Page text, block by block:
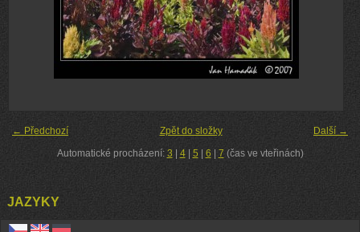
← Předchozí Další →
Zpět do složky
Automatické procházení: 3 4| 5 6 7 (čas ve vteřinách)
JAZYKY